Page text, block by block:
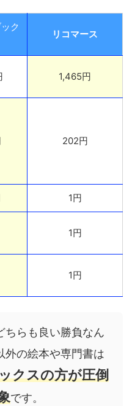
ク
リコマース
1,465円
202円
1円
1円
1円
ちらも良い勝負なん
外の絵本や専門書は
クスの方が圧倒
です。